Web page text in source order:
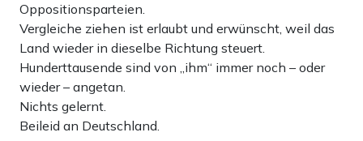
Oppositionsparteien.
Vergleiche ziehen ist erlaubt und erwünscht, weil das
Land wieder in dieselbe Richtung steuert.
Hunderttausende sind von „ihm“ immer noch – oder
wieder – angetan.
Nichts gelernt.
Beileid an Deutschland.